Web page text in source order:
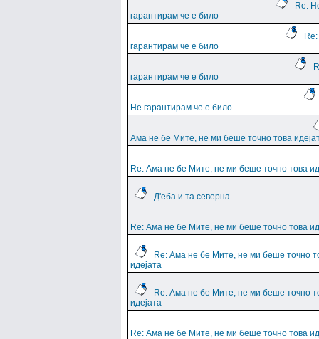
Re:
гарантирам че е било
гарантирам че е било
гарантирам че е било
Не гарантирам че е било
Ама не бе Мите, не ми беше точно това
Re: Ама не бе Мите, не ми беше точно това
Д'еба и та северна
Re: Ама не бе Мите, не ми беше точно това
Re: Ама не бе Мите, не ми беше точно
идејата
Re: Ама не бе Мите, не ми беше точно
идејата
Re: Ама не бе Мите, не ми беше точно това